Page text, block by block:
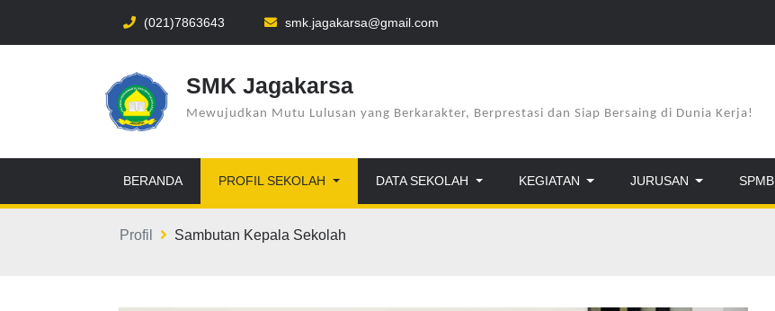
(021)7863643 smk.jagakarsa@gmail.com
SMK Jagakarsa
Mewujudkan Mutu Lulusan yang Berkarakter, Berprestasi dan Siap Bersaing di Dunia Kerja!
BERANDA PROFIL SEKOLAH DATA SEKOLAH KEGIATAN JURUSAN SPMB
Profil Sambutan Kepala Sekolah